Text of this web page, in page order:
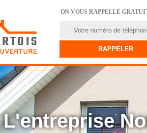
ON VOUS RAPPELLE
L'entreprise